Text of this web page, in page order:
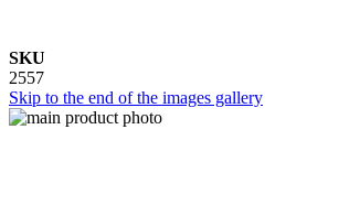
SKU
2557
Skip to the end of the images gallery